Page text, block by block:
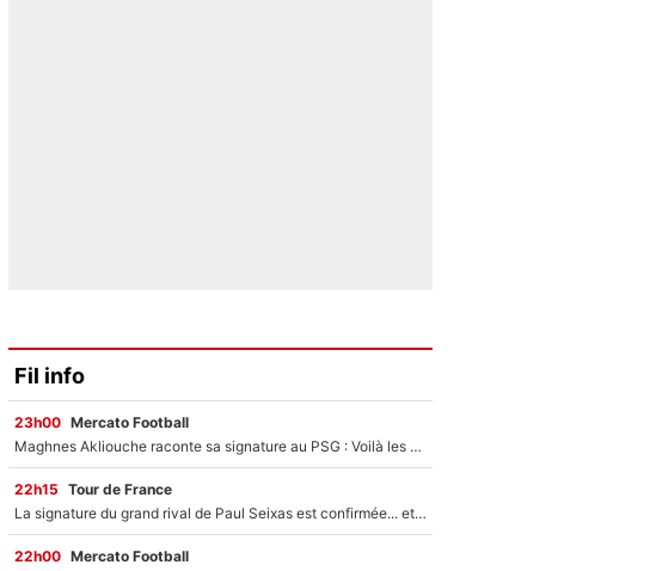
Fil info
23h00 Mercato Football
Maghnes Akliouche raconte sa signature au PSG : Voilà les coulisses de son transfert de rêve à 50M€
22h15 Tour de France
La signature du grand rival de Paul Seixas est confirmée... et c'est une excellente nouvelle pour l'équipe Decathlon-CMA CGM !
22h00 Mercato Football